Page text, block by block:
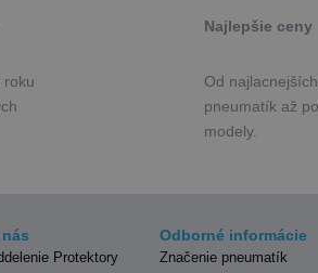
roku
Najlepšie ceny
Od
pneumatík až
modely.
Protektory
Odborné informácie
Značenie pneumatík